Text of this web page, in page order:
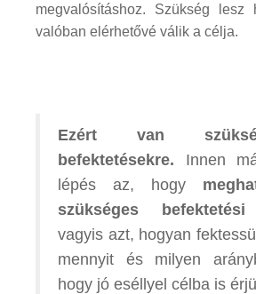
megvalósításhoz. Szükség lesz
valóban elérhetővé válik a célja.
Ezért van
befektetésekre. Innen
lépés az, hogy
szükséges
vagyis azt, hogyan
mennyit és milyen
hogy jó eséllyel célba is